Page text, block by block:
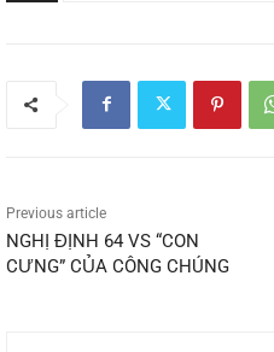
Previous article
NGHỊ ĐỊNH 64 VS “CON
CƯNG” CỦA CÔNG CHÚNG